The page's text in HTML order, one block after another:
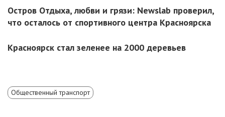
Остров Отдыха, любви и грязи: Newslab проверил,
что осталось от спортивного центра Красноярска
Красноярск стал зеленее на 2000 деревьев
Общественный транспорт